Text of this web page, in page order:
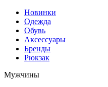
Новинки
Одежда
Обувь
Аксессуары
Бренды
Рюкзак
Мужчины